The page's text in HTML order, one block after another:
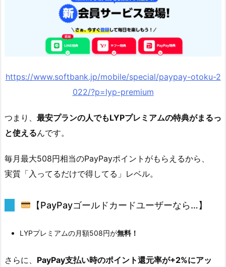
https://www.softbank.jp/mobile/special/paypay-otoku-2
022/?p=lyp-premium
つまり、 最安プランの人でもLYPプレミアムの特典がまるっ
と使えるんです。
毎月最大508円相当のPayPayポイントがもらえるから、
実質「入ってるだけで得してる」レベル。
【PayPayゴールドカードユーザーなら…】
LYPプレミアムの月額508円が無料！
さらに、 PayPay支払い時のポイント還元率が+2%にアッ